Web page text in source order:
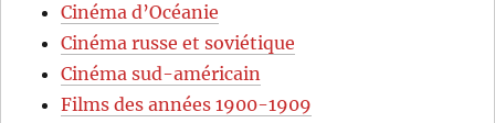
Cinéma d’Océanie
Cinéma russe et soviétique
Cinéma sud-américain
Films des années 1900-1909